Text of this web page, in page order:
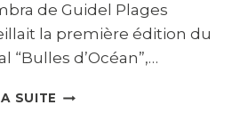
de Guidel Plages
la première édition du
“Bulles d’Océan”,…
SUITE FESTIVAL